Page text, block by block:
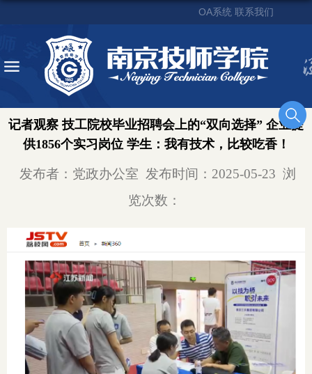
OA系统 联系我们
记者观察 技工院校毕业招聘会上的“双向选择” 企业提
供1856个实习岗位 学生：我有技术，比较吃香！
发布者：党政办公室 发布时间：2025-05-23 浏
览次数：